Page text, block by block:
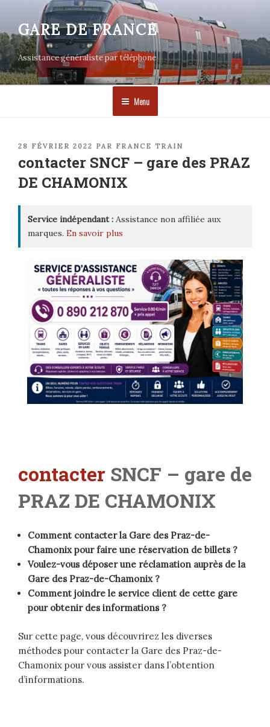
contenu
principal
GARE DE FRANCE
Assistance généraliste par téléphone
Menu
PUBLIÉ
28 FÉVRIER 2022 PAR FRANCE TRAIN
contacter SNCF – gare des PRAZ
DE CHAMONIX
Service indépendant : Assistance non affiliée aux
marques. En savoir plus
contacter SNCF – gare de
PRAZ DE CHAMONIX
Comment contacter la Gare des Praz-de-
Chamonix pour faire une réservation de billets ?
Voulez-vous déposer une réclamation auprès de la
Gare des Praz-de-Chamonix ?
Comment joindre le service client de cette gare
pour obtenir des informations ?
Sur cette page, vous découvrirez les diverses
méthodes pour contacter la Gare des Praz-de-
Chamonix pour vous assister dans l’obtention
d’informations.